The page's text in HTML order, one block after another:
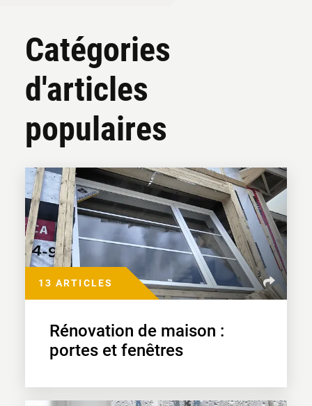
Catégories
d'articles
populaires
13 ARTICLES
Rénovation de maison :
portes et fenêtres